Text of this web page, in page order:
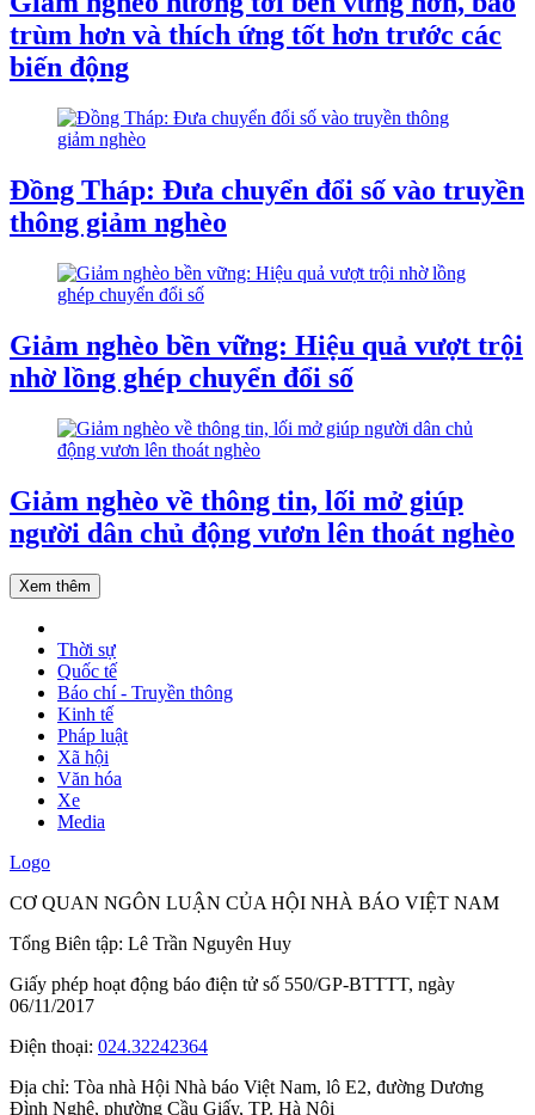
trùm hơn và thích ứng tốt hơn trước các
biến động
Đồng Tháp: Đưa chuyển đổi số vào truyền
thông giảm nghèo
Giảm nghèo bền vững: Hiệu quả vượt trội
nhờ lồng ghép chuyển đổi số
Giảm nghèo về thông tin, lối mở giúp
người dân chủ động vươn lên thoát nghèo
Xem thêm
Thời sự
Quốc tế
Báo chí - Truyền thông
Kinh tế
Pháp luật
Xã hội
Văn hóa
Xe
Media
Logo
CƠ QUAN NGÔN LUẬN CỦA HỘI NHÀ BÁO VIỆT NAM
Tổng Biên tập: Lê Trần Nguyên Huy
Giấy phép hoạt động báo điện tử số 550/GP-BTTTT, ngày
06/11/2017
Điện thoại: 024.32242364
Địa chỉ: Tòa nhà Hội Nhà báo Việt Nam, lô E2, đường Dương
Đình Nghệ, phường Cầu Giấy, TP. Hà Nội